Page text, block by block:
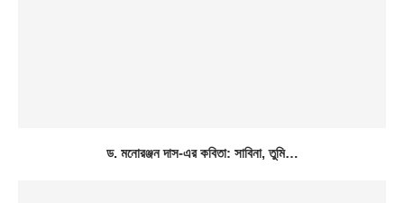
ড. মনোরঞ্জন দাস-এর কবিতা: সাবিনা, তুমি…